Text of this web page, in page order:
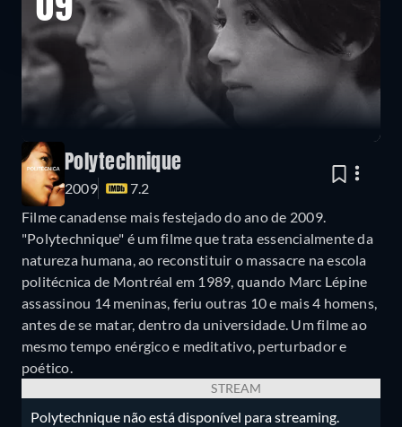
09
Polytechnique
2009
7.2
Filme canadense mais festejado do ano de 2009.
"Polytechnique" é um filme que trata essencialmente da
natureza humana, ao reconstituir o massacre na escola
politécnica de Montréal em 1989, quando Marc Lépine
assassinou 14 meninas, feriu outras 10 e mais 4 homens,
antes de se matar, dentro da universidade. Um filme ao
mesmo tempo enérgico e meditativo, perturbador e
poético.
STREAM
Polytechnique não está disponível para streaming.